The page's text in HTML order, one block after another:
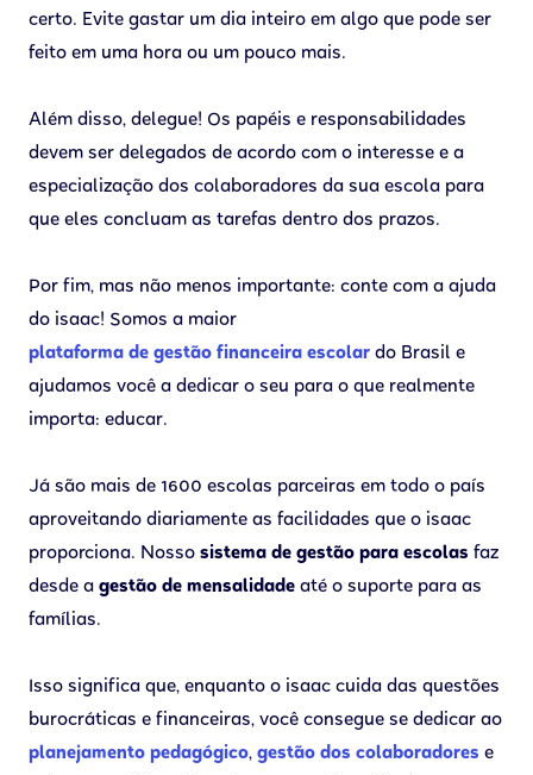
certo. Evite gastar um dia inteiro em algo que pode ser
feito em uma hora ou um pouco mais.
Além disso, delegue! Os papéis e responsabilidades
devem ser delegados de acordo com o interesse e a
especialização dos colaboradores da sua escola para
que eles concluam as tarefas dentro dos prazos.
Por fim, mas não menos importante: conte com a ajuda
do isaac! Somos a maior
plataforma de gestão financeira escolar do Brasil e
ajudamos você a dedicar o seu para o que realmente
importa: educar.
Já são mais de 1600 escolas parceiras em todo o país
aproveitando diariamente as facilidades que o isaac
proporciona. Nosso sistema de gestão para escolas faz
desde a gestão de mensalidade até o suporte para as
famílias.
Isso significa que, enquanto o isaac cuida das questões
burocráticas e financeiras, você consegue se dedicar ao
planejamento pedagógico, gestão dos colaboradores e